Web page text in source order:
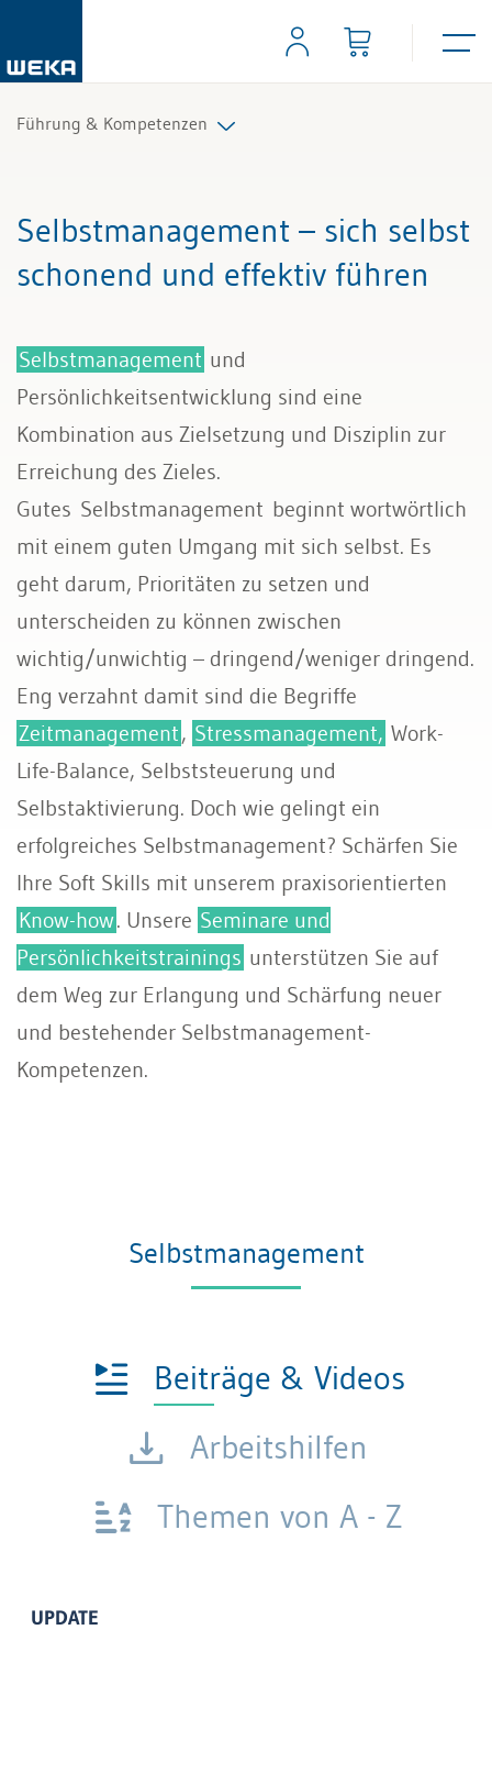
Führung & Kompetenzen
Selbstmanagement
Selbstmanagement – sich selbst
schonend und effektiv führen
Selbstmanagement und
Persönlichkeitsentwicklung sind eine
Kombination aus Zielsetzung und Disziplin zur
Erreichung des Zieles.
Gutes Selbstmanagement beginnt wortwörtlich
mit einem guten Umgang mit sich selbst. Es
geht darum, Prioritäten zu setzen und
unterscheiden zu können zwischen
wichtig/unwichtig – dringend/weniger dringend.
Eng verzahnt damit sind die Begriffe
Zeitmanagement, Stressmanagement, Work-
Life-Balance, Selbststeuerung und
Selbstaktivierung. Doch wie gelingt ein
erfolgreiches Selbstmanagement? Schärfen Sie
Ihre Soft Skills mit unserem praxisorientierten
Know-how. Unsere Seminare und
Persönlichkeitstrainings unterstützen Sie auf
dem Weg zur Erlangung und Schärfung neuer
und bestehender Selbstmanagement-
Kompetenzen.
Selbstmanagement
Beiträge & Videos
Arbeitshilfen
Themen von A - Z
UPDATE